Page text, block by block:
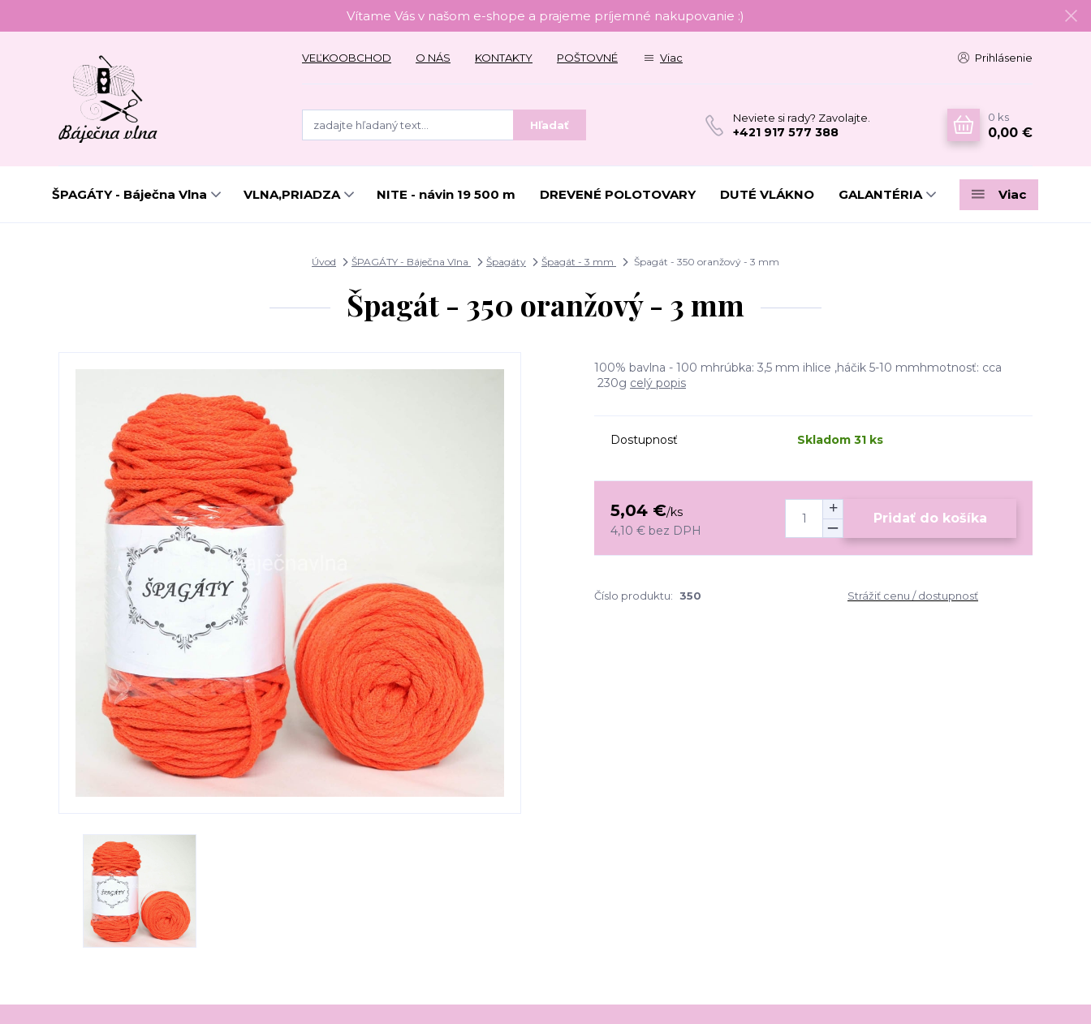
Vítame Vás v našom e-shope a prajeme príjemné nakupovanie :)
VEĽKOOBCHOD O NÁS KONTAKTY POŠTOVNÉ Viac Prihlásenie
Hľadať
Neviete si rady? Zavolajte.
+421 917 577 388
0 ks
0,00 €
ŠPAGÁTY - Báječna Vlna VLNA,PRIADZA NITE - návin 19 500 m DREVENÉ POLOTOVARY DUTÉ VLÁKNO GALANTÉRIA Viac
Úvod ŠPAGÁTY - Báječna Vlna Špagáty Špagát - 3 mm Špagát - 350 oranžový - 3 mm
Špagát - 350 oranžový - 3 mm
100% bavlna - 100 mhrúbka: 3,5 mm ihlice ,háčik 5-10 mmhmotnosť: cca
230g celý popis
Dostupnosť Skladom 31 ks
5,04 €/ks
4,10 € bez DPH
Pridať do košíka
Číslo produktu: 350 Strážiť cenu / dostupnosť